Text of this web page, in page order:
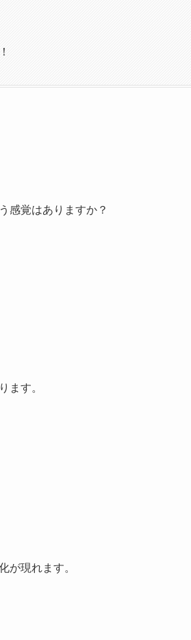
感覚はありますか？
ます。
が現れます。